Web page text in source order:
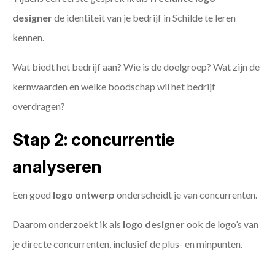
designerde identiteit van je bedrijf in Schilde te leren
kennen.
Wat biedt het bedrijf aan? Wie is de doelgroep? Wat zijn de
kernwaarden en welke boodschap wil het bedrijf
overdragen?
Stap 2: concurrentie
analyseren
Een goed logo ontwerp onderscheidt je van concurrenten.
Daarom onderzoekt ik als logo designerook de logo’s van
je directe concurrenten, inclusief de plus- en minpunten.